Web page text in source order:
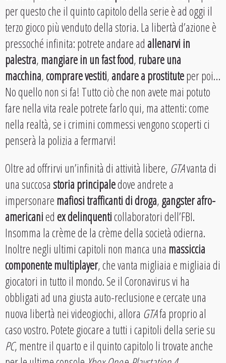
per questo che il quinto capitolo della serie è ad oggi il
terzo gioco più venduto della storia. La libertà d’azione è
pressoché infinita: potrete andare adallenarvi in
palestra,mangiare in un fast food,rubare una
macchina,comprare vestiti,andare a prostituteper poi…
No quello non si fa! Tutto ciò che non avete mai potuto
fare nella vita reale potrete farlo qui, ma attenti: come
nella realtà, se i crimini commessi vengono scoperti ci
penserà la polizia a fermarvi!
Oltre ad offrirvi un’infinità di attività libere, GTAvanta di
una succosastoria principaledove andrete a
impersonaremafiosi trafficanti di droga,gangster afro-
americaniedex delinquenticollaboratori dell’FBI.
Insomma la crème de la crème della società odierna.
Inoltre negli ultimi capitoli non manca una massiccia
componente multiplayer, che vanta migliaia e migliaia di
giocatori in tutto il mondo. Se il Coronavirus vi ha
obbligati ad una giusta auto-reclusione e cercate una
nuova libertà nei videogiochi, allora GTAfa proprio al
caso vostro. Potete giocare a tutti i capitoli della serie su
PC, mentre il quarto e il quinto capitolo li trovate anche